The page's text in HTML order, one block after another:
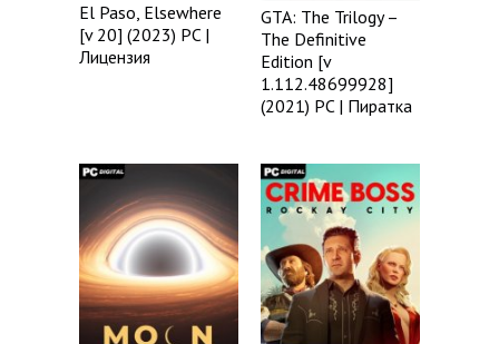
El Paso, Elsewhere
[v 20] (2023) PC |
Лицензия
GTA: The Trilogy –
The Definitive
Edition [v
1.112.48699928]
(2021) PC | Пиратка